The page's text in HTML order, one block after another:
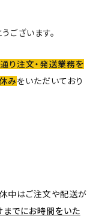
ございます。
り注文・発送業務を
みをいただいており
中はご注文や配送が
までにお時間をいた